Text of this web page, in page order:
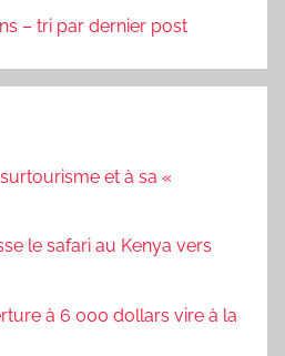
– tri par dernier post
et à sa «
le safari au Kenya vers
à 6 000 dollars vire à la